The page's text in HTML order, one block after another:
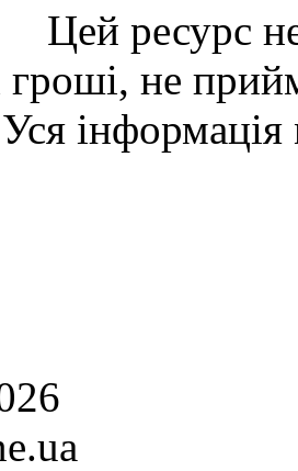
Цей ресурс
гроші, не